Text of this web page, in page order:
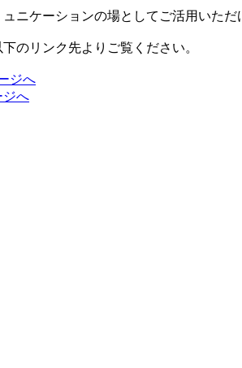
ニケーションの場としてご活用いただ
のリンク先よりご覧ください。
ジへ
ジへ